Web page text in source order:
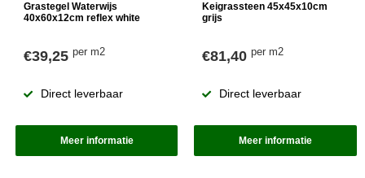
Grastegel Waterwijs
40x60x12cm reflex white
€39,25 per m2
Direct leverbaar
Meer informatie
Keigrassteen 45x45x10cm
grijs
€81,40per m2
Direct leverbaar
Meer informatie